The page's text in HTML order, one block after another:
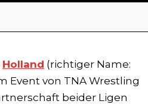
Holland (richtiger Name:
Event von TNA Wrestling
beider Ligen